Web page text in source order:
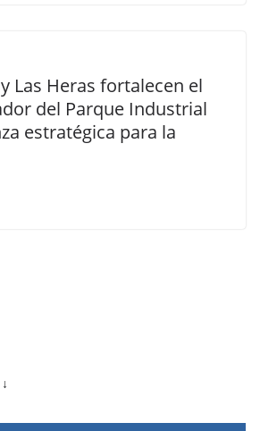
Las Heras fortalecen el
del Parque Industrial
estratégica para la
↓